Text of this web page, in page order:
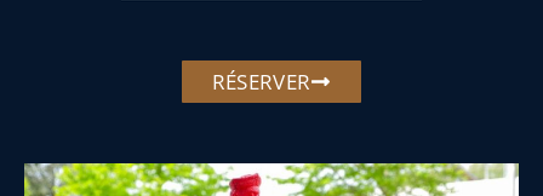
RÉSERVER